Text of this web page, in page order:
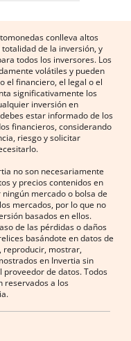
conlleva altos
de la inversión, y
todos los inversores. Los
volátiles y pueden
el financiero, el legal o el
significativamente los
inversión en
estar informado de los
financieros, considerando
riesgo y solicitar
no son necesariamente
y precios contenidos en
mercado o bolsa de
mercados, por lo que no
basados en ellos.
de las pérdidas o daños
basándote en datos de
reproducir, mostrar,
en Invertia sin
de datos. Todos
reservados a los